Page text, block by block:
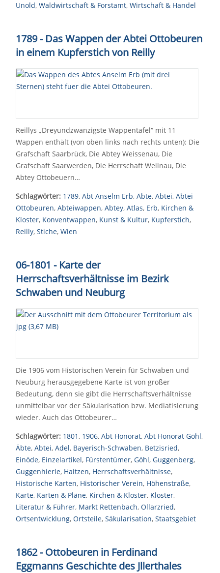
Unold, Waldwirtschaft & Forstamt, Wirtschaft & Handel
1789 - Das Wappen der Abtei Ottobeuren
in einem Kupferstich von Reilly
Reillys „Dreyundzwanzigste Wappentafel“ mit 11
Wappen enthält (von oben links nach rechts unten): Die
Grafschaft Saarbrück, Die Abtey Weissenau, Die
Grafschaft Saarwerden, Die Herrschaft Weilnau, Die
Abtey Ottobeuern…
Schlagwörter: 1789, Abt Anselm Erb, Äbte, Abtei, Abtei
Ottobeuren, Abteiwappen, Abtey, Atlas, Erb, Kirchen &
Kloster, Konventwappen, Kunst & Kultur, Kupferstich,
Reilly, Stiche, Wien
06-1801 - Karte der
Herrschaftsverhältnisse im Bezirk
Schwaben und Neuburg
Die 1906 vom Historischen Verein für Schwaben und
Neuburg herausgegebene Karte ist von großer
Bedeutung, denn sie gibt die Herrschaftsverhältnisse
unmittelbar vor der Säkularisation bzw. Mediatisierung
wieder. Auch das Ottobeurer…
Schlagwörter: 1801, 1906, Abt Honorat, Abt Honorat Göhl,
Äbte, Abtei, Adel, Bayerisch-Schwaben, Betzisried,
Einöde, Einzelartikel, Fürstentümer, Göhl, Guggenberg,
Guggenhierle, Haitzen, Herrschaftsverhältnisse,
Historische Karten, Historischer Verein, Höhenstraße,
Karte, Karten & Pläne, Kirchen & Kloster, Kloster,
Literatur & Führer, Markt Rettenbach, Ollarzried,
Ortsentwicklung, Ortsteile, Säkularisation, Staatsgebiet
1862 - Ottobeuren in Ferdinand
Eggmanns Geschichte des Jllerthales